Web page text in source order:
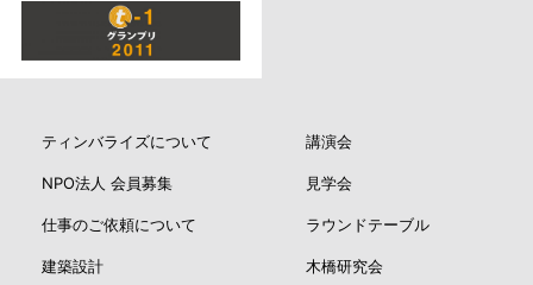
ティンバライズについて
NPO法人 会員募集
仕事のご依頼について
建築設計
講演会
見学会
ラウンドテーブル
木橋研究会